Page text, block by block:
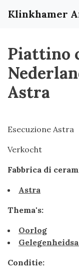
Klinkhamer
Piattino
Astra
Esecuzione Astra
Verkocht
Fabbrica di
Astra
Thema's:
Oorlog
Conditie: